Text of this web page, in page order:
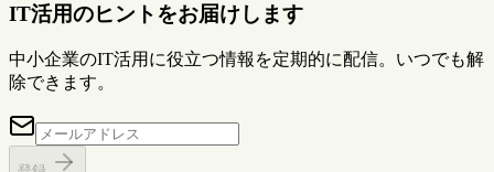
IT活用のヒントをお届けします
中小企業のIT活用に役立つ情報を定期的に配信。いつでも解
除できます。